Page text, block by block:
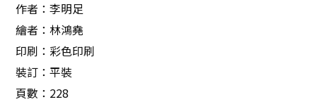
作者：李明足
繪者：林鴻堯
印刷：彩色印刷
裝訂：平裝
頁數：228